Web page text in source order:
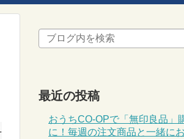
最近の投稿
おうちCO-OPで「無印良品」
に！毎週の注文商品と一緒に